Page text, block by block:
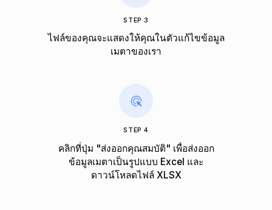
STEP 3
ไฟล์ของคุณจะแสดงให้คุณในตัวแก้ไขข้อมูล
เมตาของเรา
STEP 4
คลิกที่ปุ่ม "ส่งออกคุณสมบัติ" เพื่อส่งออก
ข้อมูลเมตาเป็นรูปแบบ Excel และ
ดาวน์โหลดไฟล์ XLSX